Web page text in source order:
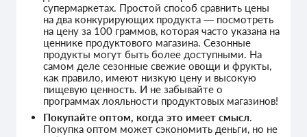
супермаркетах. Простой способ сравнить цены
на два конкурирующих продукта — посмотреть
на цену за 100 граммов, которая часто указана на
ценнике продуктового магазина. Сезонные
продукты могут быть более доступными. На
самом деле сезонные свежие овощи и фрукты,
как правило, имеют низкую цену и высокую
пищевую ценность. И не забывайте о
программах лояльности продуктовых магазинов!
Покупайте оптом, когда это имеет смысл.
Покупка оптом может сэкономить деньги, но не